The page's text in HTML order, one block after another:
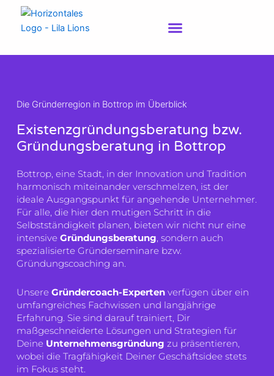
springen
Die Gründerregion in Bottrop im Überblick
Existenzgründungsberatung bzw.
Gründungsberatung in Bottrop
Bottrop, eine Stadt, in der Innovation und Tradition
harmonisch miteinander verschmelzen, ist der
ideale Ausgangspunkt für angehende Unternehmer.
Für alle, die hier den mutigen Schritt in die
Selbstständigkeit planen, bieten wir nicht nur eine
intensiveGründungsberatung, sondern auch
spezialisierte Gründerseminare bzw.
Gründungscoaching an.
UnsereGründercoach-Experten verfügen über ein
umfangreiches Fachwissen und langjährige
Erfahrung. Sie sind darauf trainiert, Dir
maßgeschneiderte Lösungen und Strategien für
Deine Unternehmensgründung zu präsentieren,
wobei die Tragfähigkeit Deiner Geschäftsidee stets
im Fokus steht.